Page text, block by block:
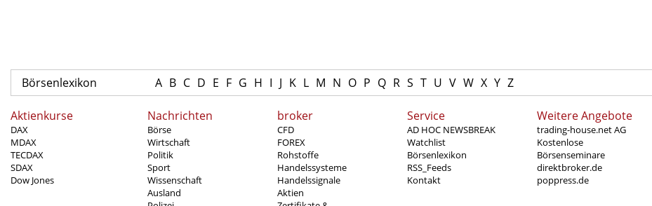
Börsenlexikon A B C D E F G H I J K L M N O P Q R S T U V W X Y Z
Aktienkurse
DAX
MDAX
TECDAX
SDAX
Dow Jones
Nachrichten
Börse
Wirtschaft
Politik
Sport
Wissenschaft
Ausland
broker
CFD
FOREX
Rohstoffe
Handelssysteme
Handelssignale
Aktien
Service
AD HOC NEWSBREAK
Watchlist
Börsenlexikon
RSS_Feeds
Kontakt
Weitere Angebote
trading-house.net AG
Kostenlose
Börsenseminare
direktbroker.de
poppress.de